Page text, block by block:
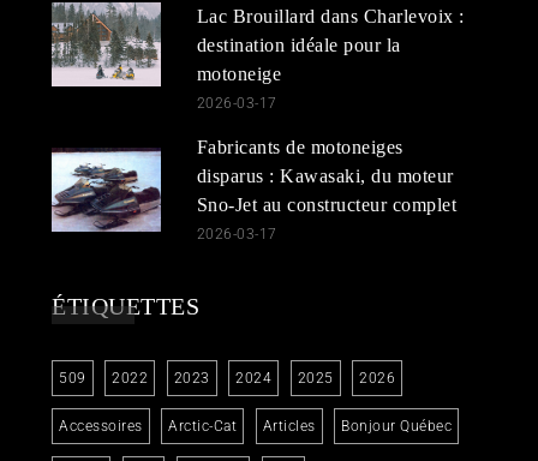
Lac Brouillard dans Charlevoix :
destination idéale pour la
motoneige
2026-03-17
Fabricants de motoneiges
disparus : Kawasaki, du moteur
Sno-Jet au constructeur complet
2026-03-17
ÉTIQUETTES
509 2022 2023 2024 2025 2026
Accessoires Arctic-Cat Articles Bonjour Québec